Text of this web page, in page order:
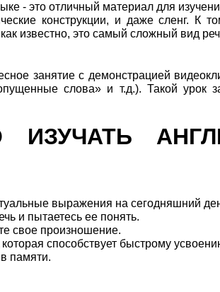
- это отличный материал для
конструкции, и даже сленг. К
известно, это самый сложный вид
занятие с демонстрацией
слова» и т.д.). Такой урок
ИЗУЧАТЬ
выражения на сегодняшний
и пытаетесь ее понять.
свое произношение.
способствует быстрому
памяти.